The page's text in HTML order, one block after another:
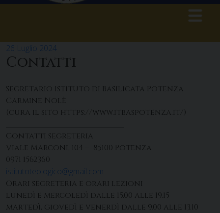
26 Luglio 2024
Contatti
Segretario Istituto di Basilicata Potenza
Carmine Nolè
(cura il sito https://www.itbaspotenza.it/)
Contatti segreteria
Viale Marconi, 104 – 85100 Potenza
0971 1562360
istitutoteologico@gmail.com
Orari segreteria e orari lezioni
lunedì e mercoledì dalle 15.00 alle 19.15
martedì, giovedì e venerdì dalle 9.00 alle 13.10